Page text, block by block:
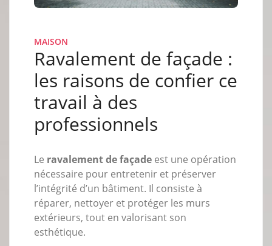
MAISON
Ravalement de façade :
les raisons de confier ce
travail à des
professionnels
Le ravalement de façade est une opération
nécessaire pour entretenir et préserver
l’intégrité d’un bâtiment. Il consiste à
réparer, nettoyer et protéger les murs
extérieurs, tout en valorisant son
esthétique.